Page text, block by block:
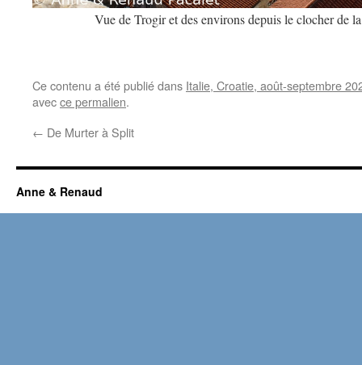
Vue de Trogir et des environs depuis le clocher de
Ce contenu a été publié dans Italie, Croatie, août-septembre
avecce permalien.
← De Murter à Split
Anne & Renaud